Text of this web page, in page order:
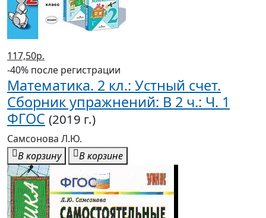
96,50р.
-40% после регистрации
Математические диктанты. 1 кл.: К
учеб. Моро М.И. и др. ФГОС к
новому учеб. (2018 г.)
Самсонова Л.Ю.
В корзину
В корзине